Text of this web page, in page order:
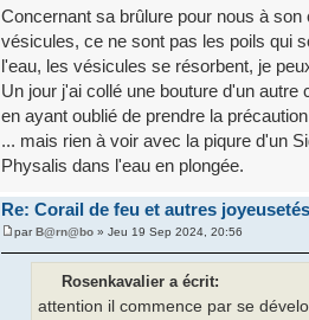
Concernant sa brûlure pour nous à
vésicules, ce ne sont pas les poils qui
l'eau, les vésicules se résorbent, je
Un jour j'ai collé une bouture d'un
en ayant oublié de prendre la
... mais rien à voir avec la piqure d'un
Physalis dans l'eau en plongée.
Re: Corail de feu et autres joyeusetés
parB@rn@bo » Jeu 19 Sep 2024, 20:56
Rosenkavalier a écrit:
attention il commence par se